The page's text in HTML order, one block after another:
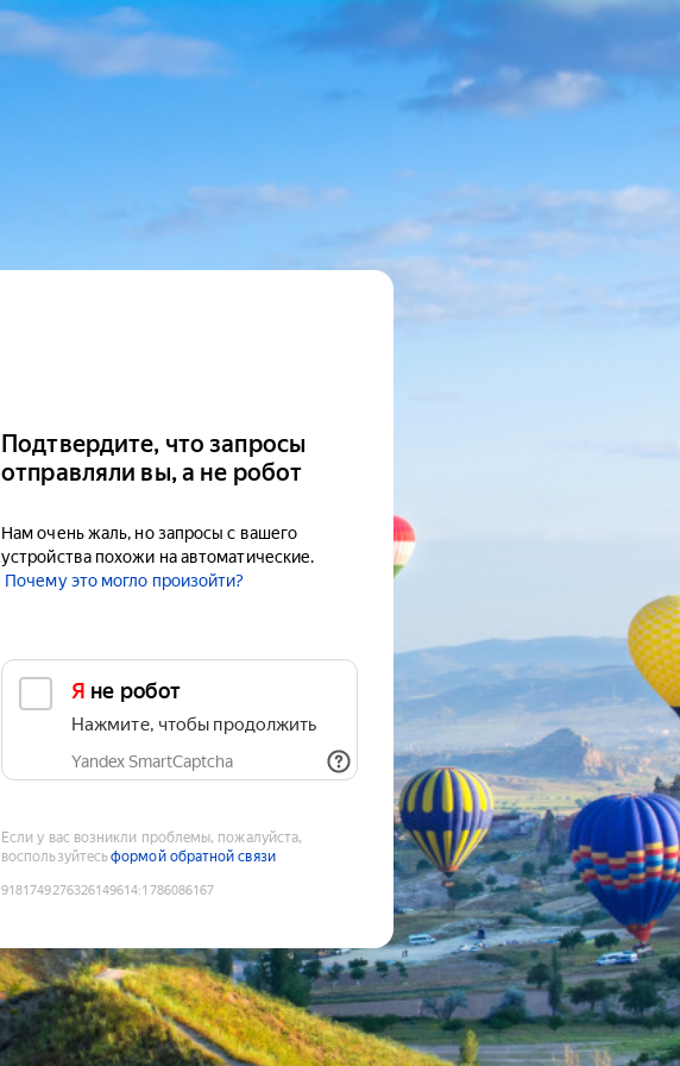
Подтвердите, что запросы
отправляли вы, а не робот
Нам очень жаль, но запросы с вашего
устройства похожи на автоматические.
Почему это могло произойти?
Я не робот
Нажмите, чтобы продолжить
Yandex SmartCaptcha
Если у вас возникли проблемы, пожалуйста,
воспользуйтесьформой обратной связи
9181749276326149614:1786086167